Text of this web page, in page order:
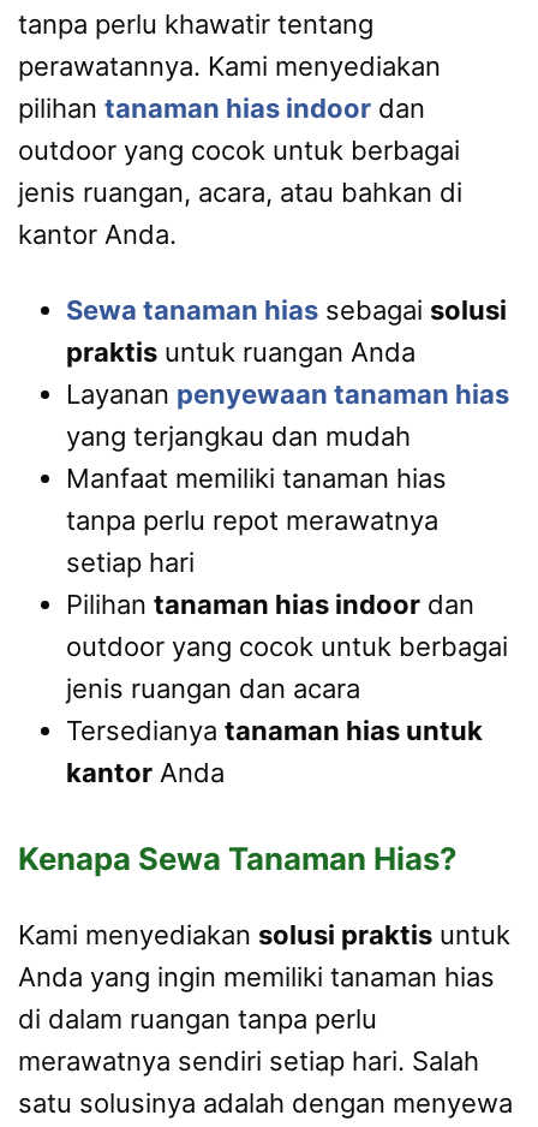
tanpa perlu khawatir tentang
perawatannya. Kami menyediakan
pilihan tanaman hias indoor dan
outdoor yang cocok untuk berbagai
jenis ruangan, acara, atau bahkan di
kantor Anda.
Sewa tanaman hias sebagai solusi
praktis untuk ruangan Anda
Layanan penyewaan tanaman hias
yang terjangkau dan mudah
Manfaat memiliki tanaman hias
tanpa perlu repot merawatnya
setiap hari
Pilihan tanaman hias indoor dan
outdoor yang cocok untuk berbagai
jenis ruangan dan acara
Tersedianya tanaman hias untuk
kantor Anda
Kenapa Sewa Tanaman Hias?
Kami menyediakan solusi praktis untuk
Anda yang ingin memiliki tanaman hias
di dalam ruangan tanpa perlu
merawatnya sendiri setiap hari. Salah
satu solusinya adalah dengan menyewa